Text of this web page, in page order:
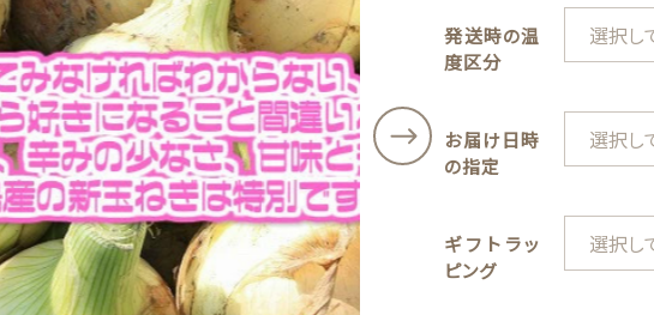
発送時の温
度区分
お届け日時
の指定
ギフトラッ
ピング
ッピングを続ける カートを確認する
果物
～
その他
在庫あり セール